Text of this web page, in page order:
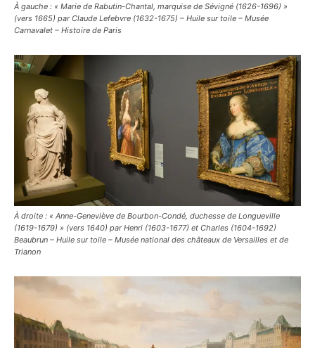
À gauche : « Marie de Rabutin-Chantal, marquise de Sévigné (1626-1696) »
(vers 1665) par Claude Lefebvre (1632-1675) – Huile sur toile – Musée
Carnavalet – Histoire de Paris
À droite : « Anne-Geneviève de Bourbon-Condé, duchesse de Longueville
(1619-1679) » (vers 1640) par Henri (1603-1677) et Charles (1604-1692)
Beaubrun – Huile sur toile – Musée national des châteaux de Versailles et de
Trianon